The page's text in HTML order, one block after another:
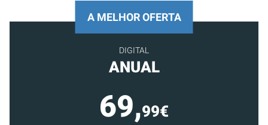
A MELHOR OFERTA
DIGITAL
ANUAL
69,99€